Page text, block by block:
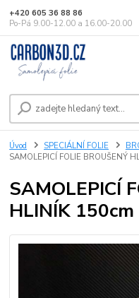
+420 605 36 88 86
Po-Pá 9.00-12.00 a 16.00-20.00
Úvod SPECIÁLNÍ FOLIE
SAMOLEPICÍ FOLIE BROUŠENÝ
SAMOLEPICÍ
HLINÍK